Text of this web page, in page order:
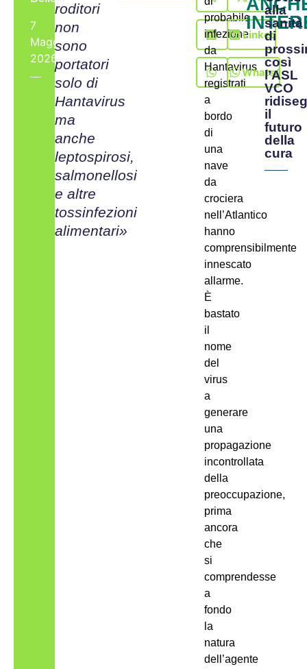
7
Maggio,
2026
roditori
non
sono
portatori
solo di
Hantavirus
ma
anche
leptospirosi,
salmonellosi
e altre
tossinfezioni
alimentari»
probabile
infezione
da
Hantavirus
registrati
a
bordo
di
una
nave
da
crociera
nell’Atlantico
hanno
comprensibilmente
innescato
allarme.
È
bastato
il
nome
del
virus
a
generare
una
propagazione
incontrollata
della
preoccupazione,
prima
ancora
che
si
comprendesse
a
fondo
la
natura
dell’agente
LinkedIn
WhatsApp
alla
sanità
di
così
l’ASL
VCO
il
futuro
della
cura